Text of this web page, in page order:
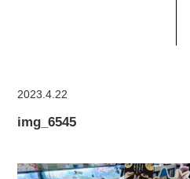
2023.4.22
img_6545